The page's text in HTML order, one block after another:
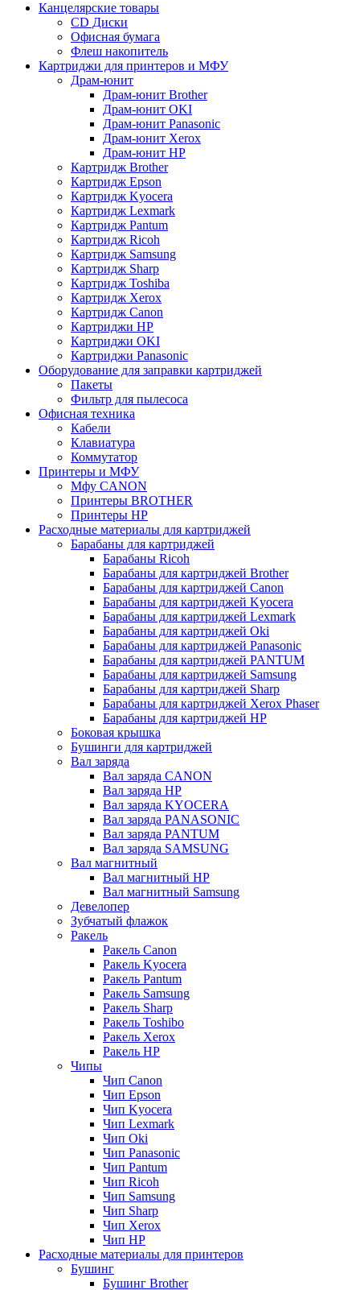
Канцелярские товары
CD Диски
Офисная бумага
Флеш накопитель
Картриджи для принтеров и МФУ
Драм-юнит
Драм-юнит Brother
Драм-юнит OKI
Драм-юнит Panasonic
Драм-юнит Xerox
Драм-юнит НР
Картридж Brother
Картридж Epson
Картридж Kyocera
Картридж Lexmark
Картридж Pantum
Картридж Ricoh
Картридж Samsung
Картридж Sharp
Картридж Toshiba
Картридж Xerox
Картридж Сanon
Картриджи HP
Картриджи OKI
Картриджи Panasonic
Оборудование для заправки картриджей
Пакеты
Фильтр для пылесоса
Офисная техника
Кабели
Клавиатура
Коммутатор
Принтеры и МФУ
Мфу CANON
Принтеры BROTHER
Принтеры HP
Расходные материалы для картриджей
Барабаны для картриджей
Барабаны Ricoh
Барабаны для картриджей Brother
Барабаны для картриджей Canon
Барабаны для картриджей Kyocera
Барабаны для картриджей Lexmark
Барабаны для картриджей Oki
Барабаны для картриджей Panasonic
Барабаны для картриджей PANTUM
Барабаны для картриджей Samsung
Барабаны для картриджей Sharp
Барабаны для картриджей Xerox Phaser
Барабаны для картриджей НР
Боковая крышка
Бушинги для картриджей
Вал заряда
Вал заряда CANON
Вал заряда HP
Вал заряда KYOCERA
Вал заряда PANASONIC
Вал заряда PANTUM
Вал заряда SAMSUNG
Вал магнитный
Вал магнитный HP
Вал магнитный Samsung
Девелопер
Зубчатый флажок
Ракель
Ракель Canon
Ракель Kyocera
Ракель Pantum
Ракель Samsung
Ракель Sharp
Ракель Toshibo
Ракель Xerox
Ракель НР
Чипы
Чип Canon
Чип Epson
Чип Kyocera
Чип Lexmark
Чип Oki
Чип Panasonic
Чип Pantum
Чип Ricoh
Чип Samsung
Чип Sharp
Чип Xerox
Чип НР
Расходные материалы для принтеров
Бушинг
Бушинг Brother